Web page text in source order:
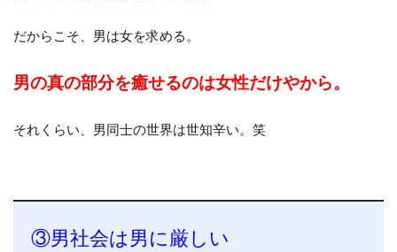
だからこそ、男は女を求める。
男の真の部分を癒せるのは女性だけやから。
それくらい、男同士の世界は世知辛い。笑
③男社会は男に厳しい